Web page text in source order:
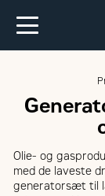
Olie- og
med de laveste
generatorsæt til